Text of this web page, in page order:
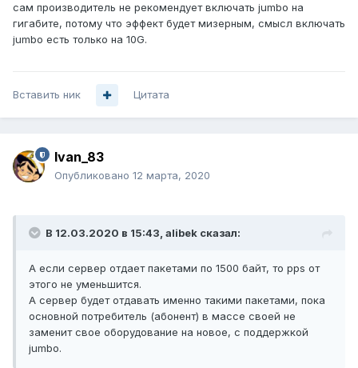
сам производитель не рекомендует включать jumbo на
гигабите, потому что эффект будет мизерным, смысл включать
jumbo есть только на 10G.
Вставить ник Цитата
Ivan_83
Опубликовано 12 марта, 2020
В 12.03.2020 в 15:43, alibek сказал:
А если сервер отдает пакетами по 1500 байт, то pps от
этого не уменьшится.
А сервер будет отдавать именно такими пакетами, пока
основной потребитель (абонент) в массе своей не
заменит свое оборудование на новое, с поддержкой
jumbo.